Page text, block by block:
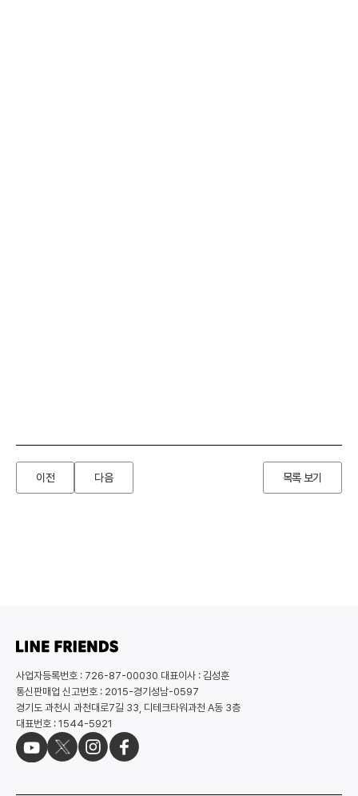
이전 다음 목록 보기
사업자등록번호 : 726-87-00030 대표이사 : 김성훈
통신판매업 신고번호 : 2015-경기성남-0597
경기도 과천시 과천대로7길 33, 디테크타워과천 A동 3층
대표번호 : 1544-5921